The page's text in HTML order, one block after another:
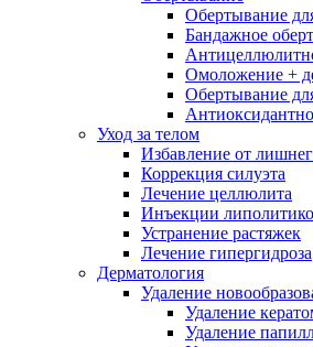
Обертывание
Бандажное
Омоложение +
Обертывание
Уход за телом
Избавление от
Коррекция силуэта
Лечение целлюлита
Инъекции
Устранение растяжек
Лечение гипергидроза
Дерматология
Удаление
Удаление
Удаление